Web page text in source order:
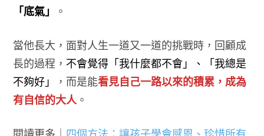
「底氣」
。
當他長大，面對人生一道又一道的挑戰時，回顧成
長的過程， 不會覺得「我什麼都不會」、「我總是
不夠好」
，而是能看見自己一路以來的積累，成為
有自信的大人。